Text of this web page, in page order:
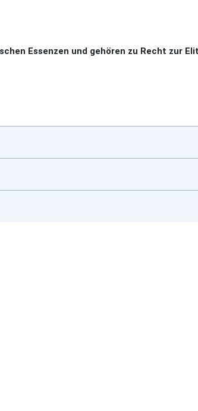
Essenzen und gehören zu Recht zur